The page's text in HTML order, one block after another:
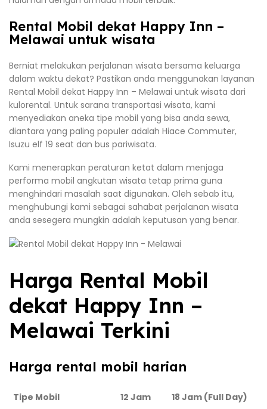
Rental Mobil dekat Happy Inn –
Melawai untuk wisata
Berniat melakukan perjalanan wisata bersama keluarga
dalam waktu dekat? Pastikan anda menggunakan layanan
Rental Mobil dekat Happy Inn – Melawai untuk wisata dari
kulorental. Untuk sarana transportasi wisata, kami
menyediakan aneka tipe mobil yang bisa anda sewa,
diantara yang paling populer adalah Hiace Commuter,
Isuzu elf 19 seat dan bus pariwisata.
Kami menerapkan peraturan ketat dalam menjaga
performa mobil angkutan wisata tetap prima guna
menghindari masalah saat digunakan. Oleh sebab itu,
menghubungi kami sebagai sahabat perjalanan wisata
anda sesegera mungkin adalah keputusan yang benar.
Harga Rental Mobil
dekat Happy Inn –
Melawai Terkini
Harga rental mobil harian
Tipe Mobil 12 Jam
18 Jam (Full Day)